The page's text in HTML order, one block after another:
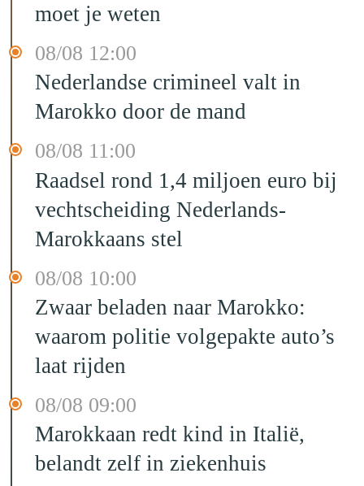
moet je weten
08/08 12:00
Nederlandse crimineel valt in
Marokko door de mand
08/08 11:00
Raadsel rond 1,4 miljoen euro bij
vechtscheiding Nederlands-
Marokkaans stel
08/08 10:00
Zwaar beladen naar Marokko:
waarom politie volgepakte auto’s
laat rijden
08/08 09:00
Marokkaan redt kind in Italië,
belandt zelf in ziekenhuis